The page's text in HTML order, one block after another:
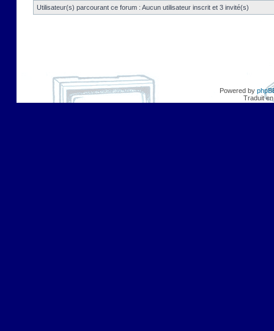
Utilisateur(s) parcourant ce forum : Aucun utilisateur inscrit et 3 invité(s)
Powered by
Traduit